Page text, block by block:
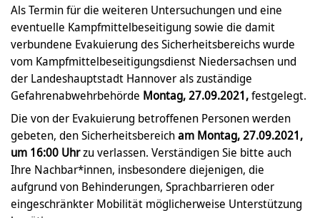
Als Termin für die weiteren Untersuchungen und eine
eventuelle Kampfmittel­beseitigung sowie die damit
verbundene Evakuierung des Sicherheitsbereichs wurde
vom Kampfmittelbeseitigungsdienst Niedersachsen und
der Landeshauptstadt Hannover als zuständige
Gefahrenabwehrbehörde Montag, 27.09.2021,festgelegt.
Die von der Evakuierung betroffenen Personen werden
gebeten, den Sicherheitsbereicham Montag, 27.09.2021,
um 16:00 Uhrzu verlassen. Verständigen Sie bitte auch
Ihre Nachbar*innen, insbesondere diejenigen, die
aufgrund von Behinderungen, Sprachbarrieren oder
eingeschränkter Mobilität möglicherweise Unterstützung